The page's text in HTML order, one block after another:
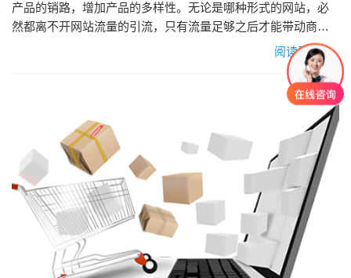
产品的销路，增加产品的多样性。无论是哪种形式的网站，必
然都离不开网站流量的引流，只有流量足够之后才能带动商城
网站的后期转化，商城网站该怎么优化呢？这其中SEO优化是
个不错的途径，今天就跟大家分享交流一下怎么做好网络代运
营的一个项目：商城网站SEO优化。 SEO优化主要分为站内优
化和站外优化两个方面。 1、站内优化 网站服务器的选择，访
阅读更多»